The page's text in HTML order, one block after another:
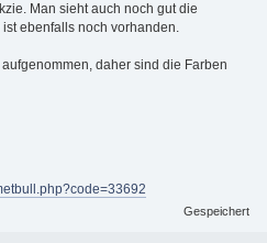
Man sieht auch noch gut die
ebenfalls noch vorhanden.
daher sind die Farben
Gespeichert